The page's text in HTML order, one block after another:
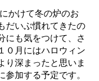
かけて冬の炉のお
だいぶ慣れてきたの
にも気をつけて、さ
０月にはハロウィン
り深まったと思いま
加する予定です。